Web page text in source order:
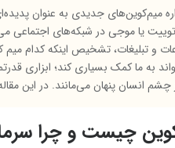
میم‌کوین‌های جدیدی به ‌عنوان
یا موجی در شبکه‌های اجتماعی
و تبلیغات، تشخیص اینکه کدام
به ما کمک بسیاری کند؛ ابزاری
چشم انسان پنهان می‌مانند. در این
چیست و چرا